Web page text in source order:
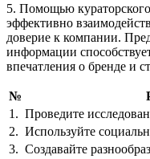
5. Помощью
эффективно
доверие к компании.
информации
впечатления о бренде и
№
1. Проведите
2. Используйте
3. Создавайте